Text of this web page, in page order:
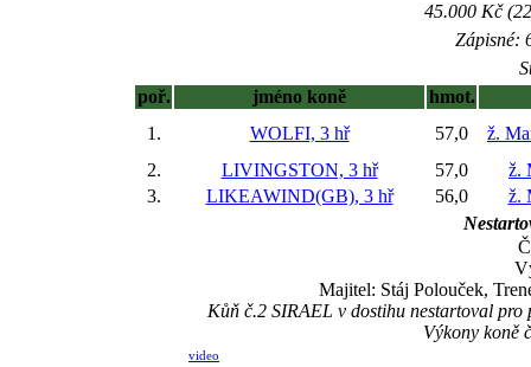
45.000 Kč
Zápisné:
poř.
jméno koně
hmot.
1.
WOLFI, 3 hř 57,0
ž.
2.
LIVINGSTON, 3 hř 57,0
ž.
3.
LIKEAWIND(GB), 3 hř 56,0
ž.
Majitel: Stáj Polouček,
Kůň č.2 SIRAEL v dostihu nestartoval
Výkony koně
video